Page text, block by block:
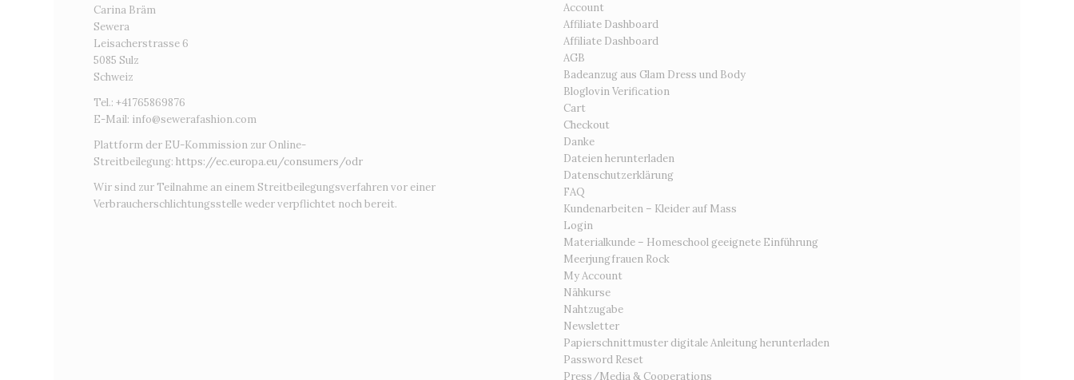
Carina Bräm
Sewera
Leisacherstrasse 6
5085 Sulz
Schweiz
Tel.: +41765869876
E-Mail: info@sewerafashion.com
Plattform der EU-Kommission zur Online-
Streitbeilegung:https://ec.europa.eu/consumers/odr
Wir sind zur Teilnahme an einem Streitbeilegungsverfahren vor einer
Verbraucherschlichtungsstelle weder verpflichtet noch bereit.
Account
Affiliate Dashboard
Affiliate Dashboard
AGB
Badeanzug aus Glam Dress und Body
Bloglovin Verification
Cart
Checkout
Danke
Dateien herunterladen
Datenschutzerklärung
FAQ
Kundenarbeiten – Kleider auf Mass
Login
Materialkunde – Homeschool geeignete Einführung
Meerjungfrauen Rock
My Account
Nähkurse
Nahtzugabe
Newsletter
Papierschnittmuster digitale Anleitung herunterladen
Password Reset
Press/Media & Cooperations